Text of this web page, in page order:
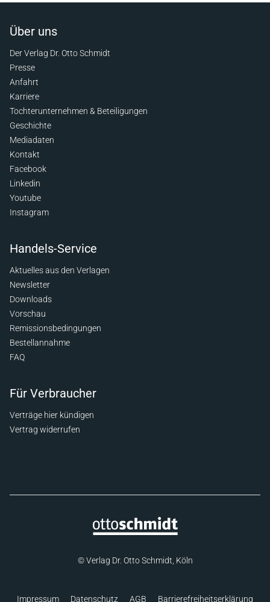
Über uns
Der Verlag Dr. Otto Schmidt
Presse
Anfahrt
Karriere
Tochterunternehmen & Beteiligungen
Geschichte
Mediadaten
Kontakt
Facebook
Linkedin
Youtube
Instagram
Handels-Service
Aktuelles aus den Verlagen
Newsletter
Downloads
Vorschau
Remissionsbedingungen
Bestellannahme
FAQ
Für Verbraucher
Verträge hier kündigen
Vertrag widerrufen
© Verlag Dr. Otto Schmidt, Köln
Impressum Datenschutz AGB Barrierefreiheitserklärung